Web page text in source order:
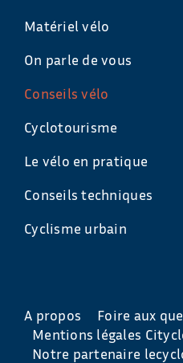
Matériel vélo
On parle de vous
Conseils vélo
Cyclotourisme
Le vélo en pratique
Conseils techniques
Cyclisme urbain
A propos
Foire aux
Mentions légales
Notre partenaire